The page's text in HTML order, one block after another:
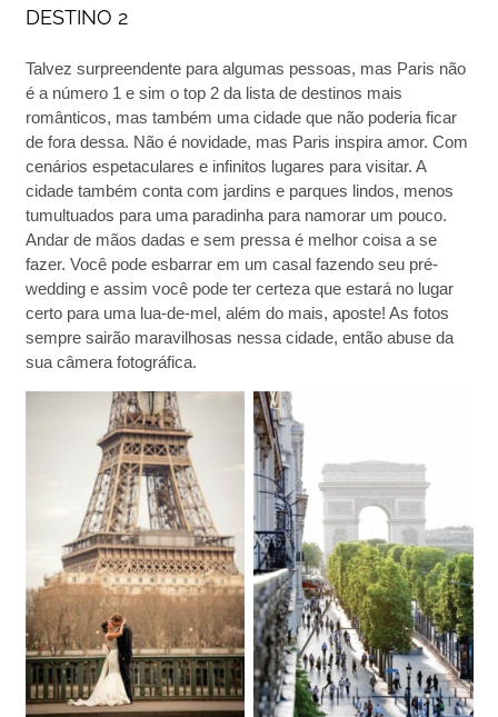
DESTINO 2
Talvez surpreendente para algumas pessoas, mas Paris não
é a número 1 e sim o top 2 da lista de destinos mais
românticos, mas também uma cidade que não poderia ficar
de fora dessa. Não é novidade, mas Paris inspira amor. Com
cenários espetaculares e infinitos lugares para visitar. A
cidade também conta com jardins e parques lindos, menos
tumultuados para uma paradinha para namorar um pouco.
Andar de mãos dadas e sem pressa é melhor coisa a se
fazer. Você pode esbarrar em um casal fazendo seu pré-
wedding e assim você pode ter certeza que estará no lugar
certo para uma lua-de-mel, além do mais, aposte! As fotos
sempre sairão maravilhosas nessa cidade, então abuse da
sua câmera fotográfica.